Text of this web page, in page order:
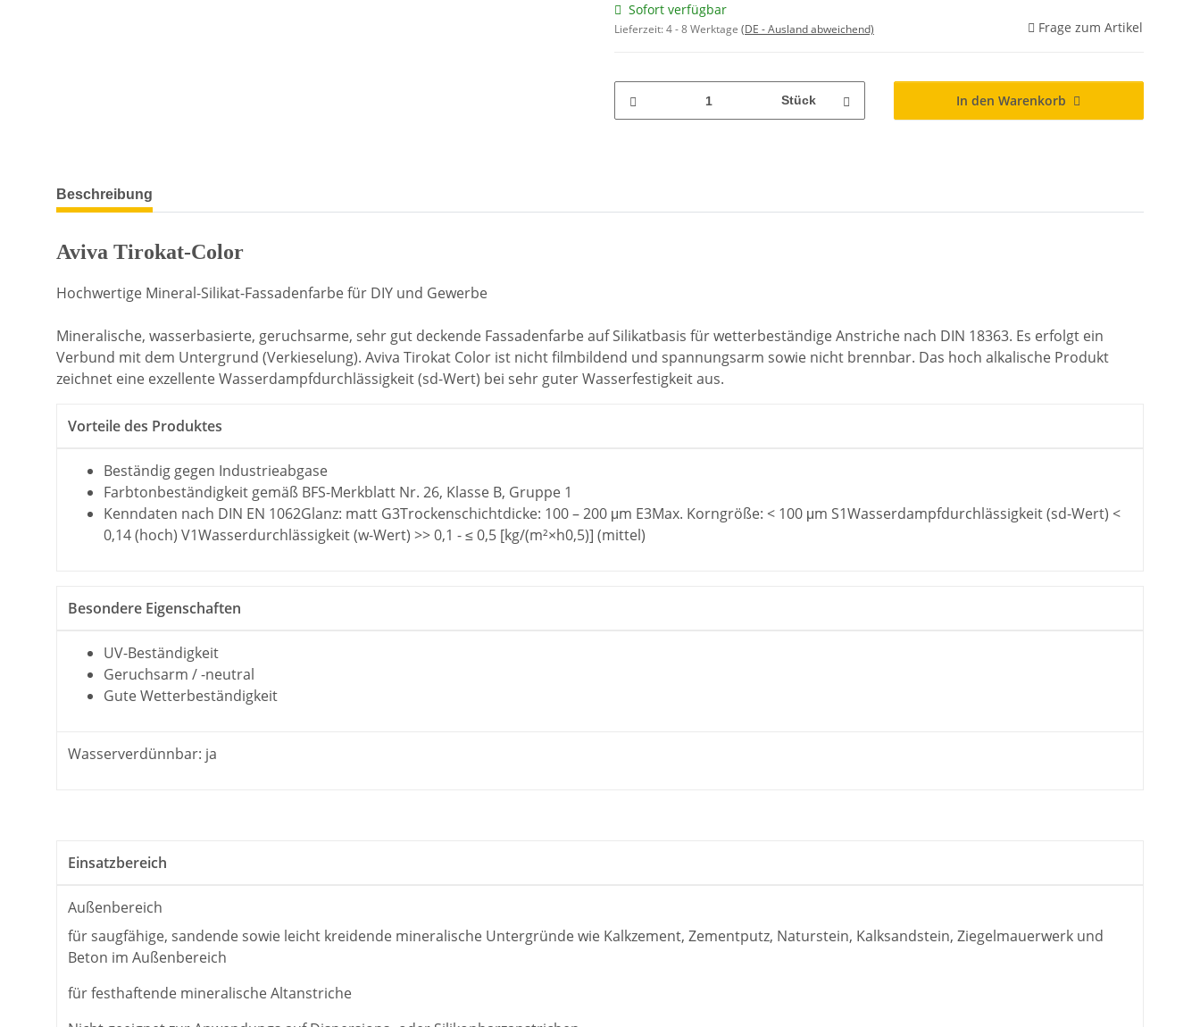
Sofort verfügbar
Lieferzeit:4 - 8 Werktage (DE - Ausland abweichend) Frage zum Artikel
Stück In den Warenkorb
weitere Registerkarten anzeigen
Beschreibung
Aviva Tirokat-Color
Hochwertige Mineral-Silikat-Fassadenfarbe für DIY und Gewerbe
Mineralische, wasserbasierte, geruchsarme, sehr gut deckende Fassadenfarbe auf Silikatbasis für wetterbeständige Anstriche nach DIN 18363. Es erfolgt ein
Verbund mit dem Untergrund (Verkieselung). Aviva Tirokat Color ist nicht filmbildend und spannungsarm sowie nicht brennbar. Das hoch alkalische Produkt
zeichnet eine exzellente Wasserdampfdurchlässigkeit (sd-Wert) bei sehr guter Wasserfestigkeit aus.
Vorteile des Produktes
Beständig gegen Industrieabgase
Farbtonbeständigkeit gemäß BFS-Merkblatt Nr. 26, Klasse B, Gruppe 1
Kenndaten nach DIN EN 1062Glanz: matt G3Trockenschichtdicke: 100 – 200 μm E3Max. Korngröße: < 100 μm S1Wasserdampfdurchlässigkeit (sd-Wert) <
0,14 (hoch) V1Wasserdurchlässigkeit (w-Wert) >> 0,1 - ≤ 0,5 [kg/(m²×h0,5)] (mittel)
Besondere Eigenschaften
UV-Beständigkeit
Geruchsarm / -neutral
Gute Wetterbeständigkeit
Wasserverdünnbar: ja
Einsatzbereich
Außenbereich
für saugfähige, sandende sowie leicht kreidende mineralische Untergründe wie Kalkzement, Zementputz, Naturstein, Kalksandstein, Ziegelmauerwerk und
Beton im Außenbereich
für festhaftende mineralische Altanstriche